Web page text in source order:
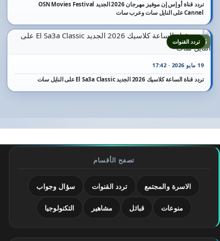
تردد قناة أو إس إن موفيز مهرجان 2026 الجديد OSN Movies Festival
Cannel على النايل سات وعرب سات
25
19 مايو 2026 · 17:42
تردد قناة الساعة كلاسيك 2026 الجديد El Sa3a Classic على النايل سات
تردد القنوات
تصفح الأقسام
الاسرة والمجتمع تردد القنوات سؤال وجواب
منوعات قبائل مشاهير التكنولوجيا